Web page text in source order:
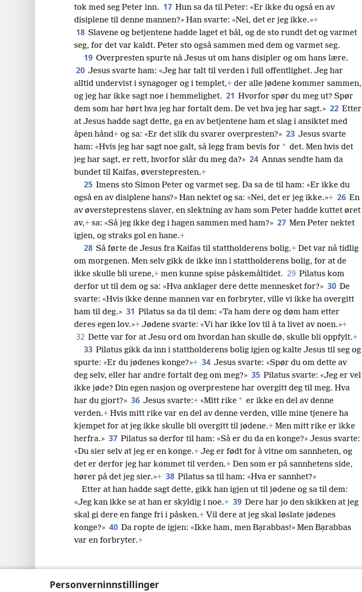
Personverninnstillinger
tok med seg Peter inn. 17 Hun sa da til Peter: «Er ikke du også en av
disiplene til denne mannen?» Han svarte: «Nei, det er jeg ikke.»+
18 Slavene og betjentene hadde laget et bål, og de sto rundt det og varmet
seg, for det var kaldt. Peter sto også sammen med dem og varmet seg.
19 Overpresten spurte nå Jesus ut om hans disipler og om hans lære.
20 Jesus svarte ham: «Jeg har talt til verden i full offentlighet. Jeg har
alltid undervist i synagoger og i templet,+ der alle jødene kommer sammen,
og jeg har ikke sagt noe i hemmelighet. 21 Hvorfor spør du meg ut? Spør
dem som har hørt hva jeg har fortalt dem. De vet hva jeg har sagt.» 22 Etter
at Jesus hadde sagt dette, ga en av betjentene ham et slag i ansiktet med
åpen hånd+ og sa: «Er det slik du svarer overpresten?» 23 Jesus svarte
ham: «Hvis jeg har sagt noe galt, så legg fram bevis for * det. Men hvis det
jeg har sagt, er rett, hvorfor slår du meg da?» 24 Annas sendte ham da
bundet til Kaifas, øverstepresten.+
25 Imens sto Simon Peter og varmet seg. Da sa de til ham: «Er ikke du
også en av disiplene hans?» Han nektet og sa: «Nei, det er jeg ikke.»+ 26 En
av øversteprestens slaver, en slektning av ham som Peter hadde kuttet øret
av,+ sa: «Så jeg ikke deg i hagen sammen med ham?» 27 Men Peter nektet
igjen, og straks gol en hane.+
28 Så førte de Jesus fra Kaifas til stattholderens bolig.+ Det var nå tidlig
om morgenen. Men selv gikk de ikke inn i stattholderens bolig, for at de
ikke skulle bli urene,+ men kunne spise påskemåltidet. 29 Pilatus kom
derfor ut til dem og sa: «Hva anklager dere dette mennesket for?» 30 De
svarte: «Hvis ikke denne mannen var en forbryter, ville vi ikke ha overgitt
ham til deg.» 31 Pilatus sa da til dem: «Ta ham dere og døm ham etter
deres egen lov.»+ Jødene svarte: «Vi har ikke lov til å ta livet av noen.»+
32 Dette var for at Jesu ord om hvordan han skulle dø, skulle bli oppfylt.+
33 Pilatus gikk da inn i stattholderens bolig igjen og kalte Jesus til seg og
spurte: «Er du jødenes konge?»+ 34 Jesus svarte: «Spør du om dette av
deg selv, eller har andre fortalt deg om meg?» 35 Pilatus svarte: «Jeg er vel
ikke jøde? Din egen nasjon og overprestene har overgitt deg til meg. Hva
har du gjort?» 36 Jesus svarte:+ «Mitt rike * er ikke en del av denne
verden.+ Hvis mitt rike var en del av denne verden, ville mine tjenere ha
kjempet for at jeg ikke skulle bli overgitt til jødene.+ Men mitt rike er ikke
herfra.» 37 Pilatus sa derfor til ham: «Så er du da en konge?» Jesus svarte:
«Du sier selv at jeg er en konge.+ Jeg er født for å vitne om sannheten, og
det er derfor jeg har kommet til verden.+ Den som er på sannhetens side,
hører på det jeg sier.»+ 38 Pilatus sa til ham: «Hva er sannhet?»
Etter at han hadde sagt dette, gikk han igjen ut til jødene og sa til dem:
«Jeg kan ikke se at han er skyldig i noe.+ 39 Dere har jo den skikken at jeg
skal gi dere en fange fri i påsken.+ Vil dere at jeg skal løslate jødenes
konge?» 40 Da ropte de igjen: «Ikke ham, men Bạrabbas!» Men Bạrabbas
var en forbryter.+